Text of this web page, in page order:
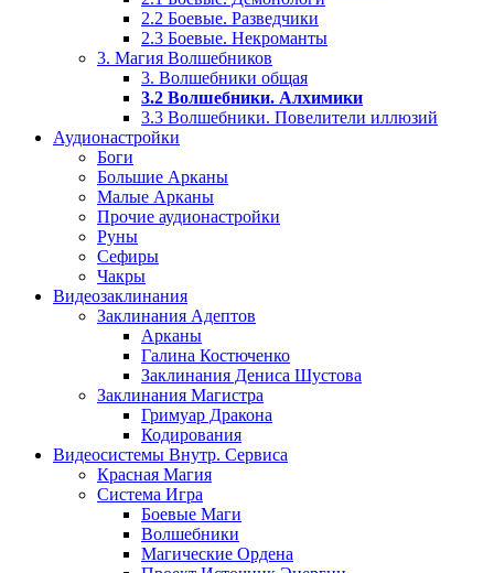
2.2 Боевые. Разведчики
2.3 Боевые. Некроманты
3. Магия Волшебников
3. Волшебники общая
3.2 Волшебники. Алхимики
3.3 Волшебники. Повелители иллюзий
Аудионастройки
Боги
Большие Арканы
Малые Арканы
Прочие аудионастройки
Руны
Сефиры
Чакры
Видеозаклинания
Заклинания Адептов
Арканы
Галина Костюченко
Заклинания Дениса Шустова
Заклинания Магистра
Гримуар Дракона
Кодирования
Видеосистемы Внутр. Сервиса
Красная Магия
Система Игра
Боевые Маги
Волшебники
Магические Ордена